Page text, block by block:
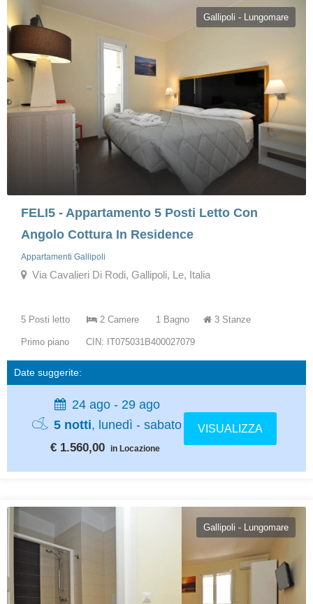
Gallipoli - Lungomare
FELI5 - Appartamento 5 Posti Letto Con
Angolo Cottura In Residence
Appartamenti Gallipoli
Via Cavalieri Di Rodi, Gallipoli, Le, Italia
5 Posti letto 2 Camere 1 Bagno 3 Stanze
Primo piano CIN: IT075031B400027079
Date suggerite:
24 ago - 29 ago
5 notti, lunedì - sabato
€ 1.560,00 in Locazione
VISUALIZZA
Gallipoli - Lungomare